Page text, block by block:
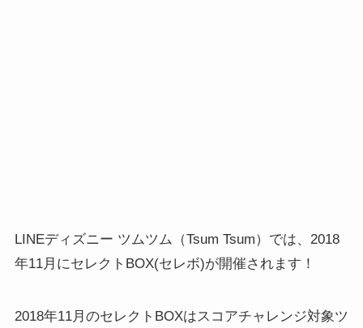
LINEディズニー ツムツム（Tsum Tsum）では、2018
年11月にセレクトBOX(セレボ)が開催されます！
2018年11月のセレクトBOXはスコアチャレンジ対象ツ